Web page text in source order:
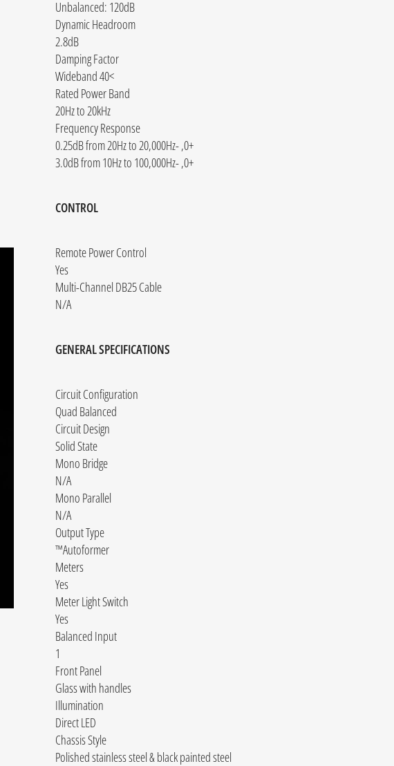
Unbalanced: 120dB
Dynamic Headroom
2.8dB
Damping Factor
>40 Wideband
Rated Power Band
20Hz to 20kHz
Frequency Response
+0, -0.25dB from 20Hz to 20,000Hz
+0, -3.0dB from 10Hz to 100,000Hz
CONTROL
Remote Power Control
Yes
Multi-Channel DB25 Cable
N/A
GENERAL SPECIFICATIONS
Circuit Configuration
Quad Balanced
Circuit Design
Solid State
Mono Bridge
N/A
Mono Parallel
N/A
Output Type
Autoformer™
Meters
Yes
Meter Light Switch
Yes
Balanced Input
1
Front Panel
Glass with handles
Illumination
Direct LED
Chassis Style
Polished stainless steel & black painted steel